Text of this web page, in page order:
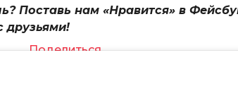
Поставь нам «Нравится» в
друзьями!
Поделиться